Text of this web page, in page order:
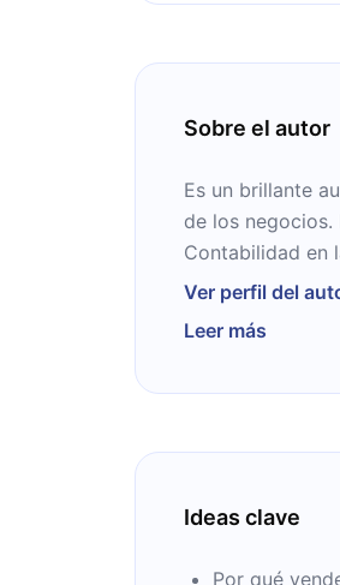
Sobre el autor
Es un brillante
de los negocios.
Contabilidad en
vida dio un giro
crecimiento
Ver perfil del
Leer más
Ideas clave
Por qué